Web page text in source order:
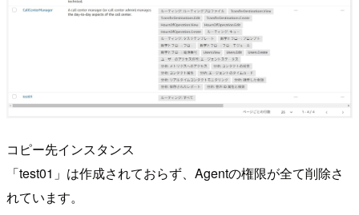
コピー先インスタンス
「test01」は作成されておらず、Agentの権限が全て削除さ
れています。